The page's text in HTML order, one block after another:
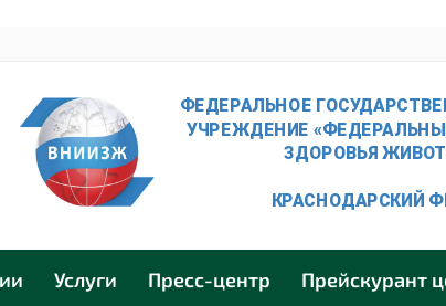
Услуги Пресс-центр Прейскурант